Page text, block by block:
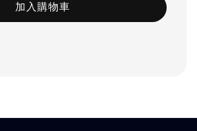
加入購物車